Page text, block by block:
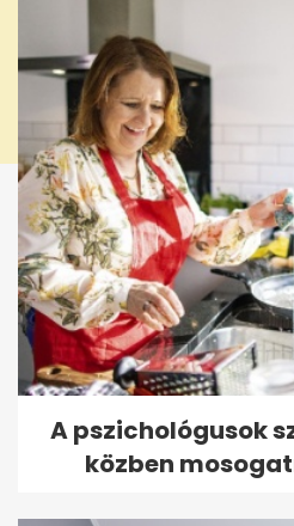
A pszichológusok
közben